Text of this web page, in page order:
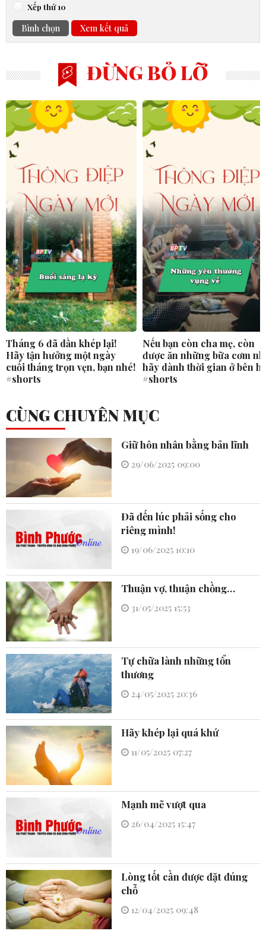
Xếp thứ 10
Bình chọn Xem kết quả
ĐỪNG BỎ LỠ
Tháng 6 đã dần khép lại!
Hãy tận hưởng một ngày
cuối tháng trọn vẹn, bạn nhé!
#shorts
Nếu bạn còn cha mẹ, còn
được ăn những bữa cơm
hãy dành thời gian ở bên
#shorts
CÙNG CHUYÊN MỤC
Giữ hôn nhân bằng bản lĩnh
29/06/2025 09:00
Đã đến lúc phải sống cho
riêng mình!
19/06/2025 10:10
Thuận vợ, thuận chồng…
31/05/2025 15:53
Tự chữa lành những tổn
thương
24/05/2025 20:36
Hãy khép lại quá khứ
11/05/2025 07:27
Mạnh mẽ vượt qua
26/04/2025 15:47
Lòng tốt cần được đặt đúng
chỗ
12/04/2025 09:48